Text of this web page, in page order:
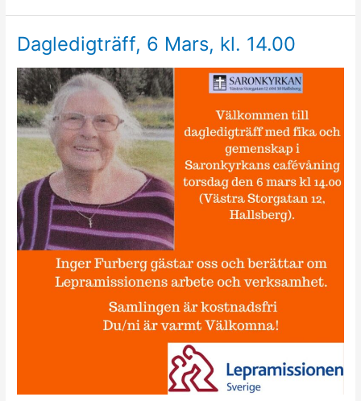
Dagledigträff, 6 Mars, kl. 14.00